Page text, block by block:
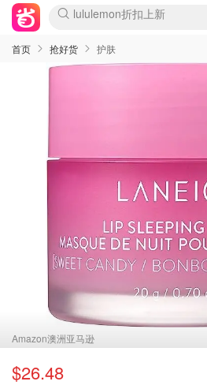
lululemon折扣上新
Sasa美妆护肤3.5折
SSENSE年中2.5折
FreshBeauty好价汇总
Cettire降价+叠9折
WWS Coles超市实拍
viagogo二手票捡漏
Myer折扣汇总
The Outnet奢牌1折起
David Jones 3折起
Flannels大牌1折
Perfumes Club护肤1折
AMIRO面罩$251
Amazon折扣汇总
eToro入金$200送$50
Amazon数码好物
ICONIC本周7.5折
ThedoubleF高奢地板价
Moose Knuckles 6折
EUFY摄像头$98
Selenichast首饰2折
Trip机票酒店促销
YSL送5件彩妆礼
Amazon家居好物
Amazon美妆护肤
雅漾大喷$8
过敏原检测盒$33
科颜氏高保湿面霜$29
SEALIFE海洋馆门票6折
丝塔芙大白罐$16
订阅Newsletter送香薰
Cult Beauty 6.8折
Harrods圣诞日历$525
LN-CC奢牌私促3折
d'Alba空姐喷雾$16
EVE LOM套装£56
Bernardelli独家4折
Adore Beauty 6折起
CT圣诞日历
Mytheresa奢品2.7折
Luxury Escapes 9折
Currentbody美容仪$881
MOON Garden Live
Roborock扫地机$649
Tingo Life水杯$24
Valentino官网5折
CR洗护套装$23
修丽可4件套$159
GANNI官网4.5折
Stylevana韩妆4折
Tessabit高奢8.5折
OGX洗发水$11
Amazon阿德莱德次日达
卡诗8.5折+赠礼
Philips Hue灯具8折
La Mer送8件礼值$529
首页 抢好货 护肤
Amazon澳洲亚马逊
$26.48